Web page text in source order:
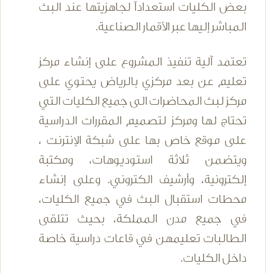
بعض الكليات استعداداً لجاهزيتها عند البث
المباشر إليها عبر الأقمار الصناعية.
تعتمد آلية تنفيذ المشروع على إنشاء مركز
تعليم عن بعد مركزي بالرياض يحتوي على
مركز لبث المحاضرات الى جميع الكليات التي
تحتاج لها ومركز لتصميم المقررات الدراسية
على موقع خاص بها على شبكة الإنترنت ،
ويتضمن ثلاثة استوديوهات، ومكتبة
إلكترونية، وأرشيف الكتروني. وعلى إنشاء
محطات استقبال البث في جميع الكليات،
في جميع مدن المملكة، بحيث تتلقى
الطالبات تعليمهن في قاعات دراسية خاصة
داخل الكليات.